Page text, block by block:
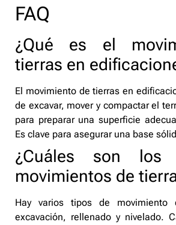
FAQ
¿Qué es el
tierras en
El movimiento de tierras en
de excavar, mover y compactar el
para preparar una superficie
Es clave para asegurar una base
¿Cuáles son
movimientos de
Hay varios tipos de movimiento
excavación, rellenado y nivelado.